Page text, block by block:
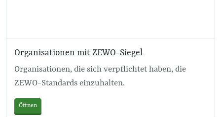
Organisationen mit ZEWO-Siegel
Organisationen, die sich verpflichtet haben, die
ZEWO-Standards einzuhalten.
Öffnen